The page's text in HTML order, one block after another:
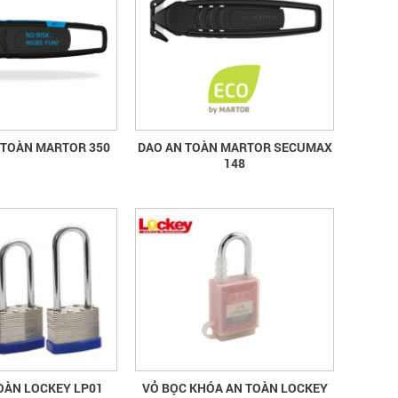
Hướng dẫn chọn mua và sử dụng
mũ bảo hộ
Hướng dẫn chọn mua và sử dụng mũ
MARTOR 350
DAO AN TOÀN MARTOR SECUMAX
148
LOCKEY LP01 VỎ BỌC KHÓA AN TOÀN LOCKEY